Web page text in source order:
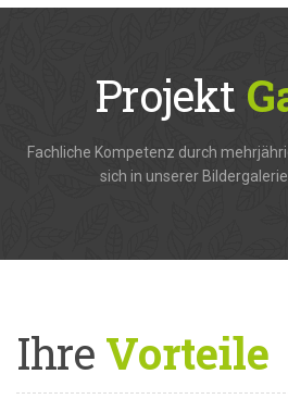
Projekt
Fachliche Kompetenz durch
sich in unserer
IhreVorteile